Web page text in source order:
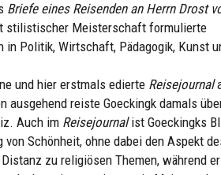
Briefe eines Reisenden an Herrn Drost
stilistischer Meisterschaft formulierte
Politik, Wirtschaft, Pädagogik, Kunst
und hier erstmals edierte Reisejournal
ausgehend reiste Goeckingk damals
Auch im Reisejournalist Goeckingks
Schönheit, ohne dabei den Aspekt
zu religiösen Themen, während